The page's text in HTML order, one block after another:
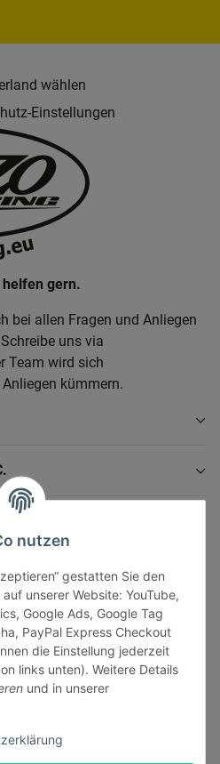
nutzen
gestatten Sie den
unserer Website: YouTube,
Google Ads, Google Tag
PayPal Express Checkout
die Einstellung jederzeit
links unten). Weitere Details
und in unserer
wählen
Einstellungen
helfen gern.
bei allen Fragen und Anliegen
uns via
Team wird sich
kümmern.
widerrufen